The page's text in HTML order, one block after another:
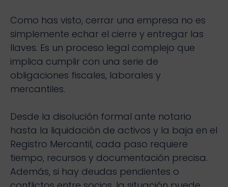
Como has visto, cerrar una empresa no es
simplemente echar el cierre y entregar las
llaves. Es un proceso legal complejo que
implica cumplir con una serie de
obligaciones fiscales, laborales y
mercantiles.
Desde la disolución formal ante notario
hasta la liquidación de activos y la baja en el
Registro Mercantil, cada paso requiere
tiempo, recursos y documentación precisa.
Además, si hay deudas pendientes o